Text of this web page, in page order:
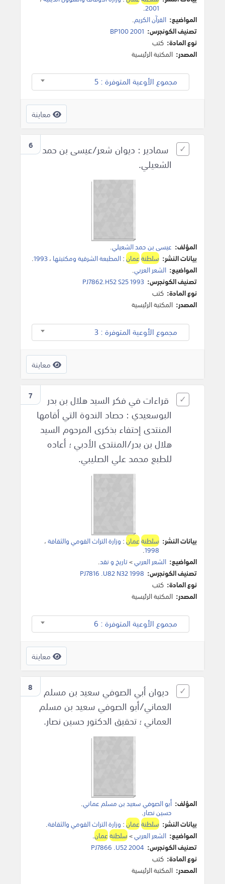
2001
.
المواضيع: القرآن الكريم.
تصنيف الكونجرس: BP100 2001
نوع المادة: كتب
المصدر: المكتبة الرئيسية
مجموع الأوعية المتوفرة : 5
معاينة
6
سمادير : ديوان شعر/عيسى بن حمد
الشعيلي.
المؤلف: عيسى بن حمد الشعيلي.
بيانات النشر: سلطنةعمان:المطبعة الشرقية ومكتبتها ،1993
.
المواضيع: الشعر العربي.
تصنيف الكونجرس: PJ7862.H52 S25 1993
نوع المادة: كتب
المصدر: المكتبة الرئيسية
مجموع الأوعية المتوفرة : 3
معاينة
7
قراءات في فكر السيد هلال بن بدر
البوسعيدي : حصاد الندوة التي أقامها
المنتدى إحتفاء بذكرى المرحوم السيد
هلال بن بدر/المنتدى الأدبي ؛ أعاده
للطبع محمد علي الصليبي.
بيانات النشر: سلطنةعمان: وزارة التراث القومي والثقافة،
1998
.
المواضيع: الشعر العربي>تاريخ و نقد.
تصنيف الكونجرس: PJ7816 .U82 N32 1998
نوع المادة: كتب
المصدر: المكتبة الرئيسية
مجموع الأوعية المتوفرة : 6
معاينة
8
ديوان أبي الصوفي سعيد بن مسلم
العماني/أبو الصوفي سعيد بن مسلم
العماني ؛ تحقيق الدكتور حسين نصار.
المؤلف: أبو الصوفي سعيد بن مسلم عماني.
حسين نصار.
بيانات النشر: سلطنةعمان: وزارة التراث القومي والثقافة.
المواضيع: الشعر العربي>سلطنةعمان.
تصنيف الكونجرس: PJ7866 .U52 2004
نوع المادة: كتب
المصدر: المكتبة الرئيسية